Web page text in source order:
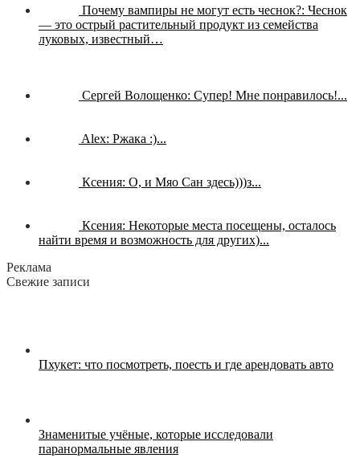
Почему вампиры не могут есть чеснок?: Чеснок
— это острый растительный продукт из семейства
луковых, известный…
Сергей Волощенко: Супер! Мне понравилось!...
Alex: Ржака :)...
Ксения: О, и Мяо Сан здесь)))з...
Ксения: Некоторые места посещены, осталось
найти время и возможность для других)...
Реклама
Свежие записи
Пхукет: что посмотреть, поесть и где арендовать авто
Знаменитые учёные, которые исследовали
паранормальные явления